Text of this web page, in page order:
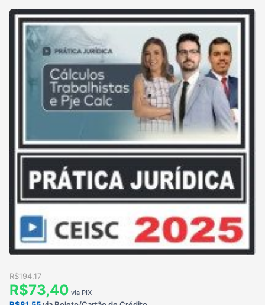
R$194,17
R$73,40 via PIX